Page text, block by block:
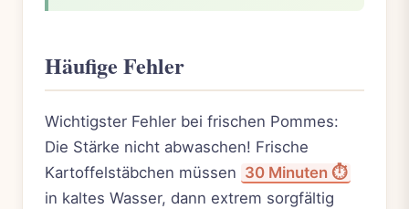
Häufige Fehler
Wichtigster Fehler bei frischen Pommes:
Die Stärke nicht abwaschen! Frische
Kartoffelstäbchen müssen 30 Minuten ⏱️
in kaltes Wasser, dann extrem sorgfältig